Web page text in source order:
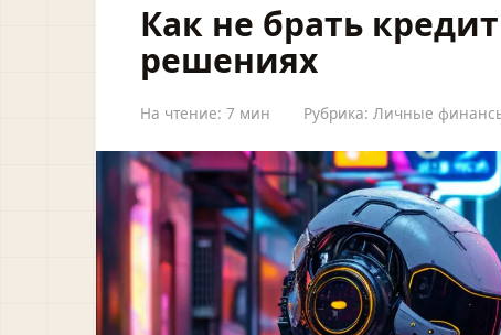
Как не брать
решениях
На чтение: 7 мин Рубрика: Личные